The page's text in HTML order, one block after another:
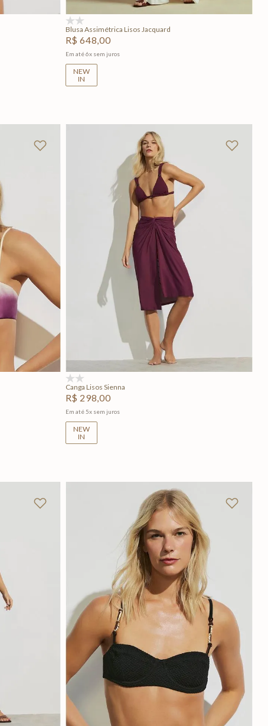
Blusa Assimétrica Lisos Jacquard
R$ 648,00
Em até6x sem juros
NEW
IN
GG
Adicionar na sacola
Canga Lisos Sienna
R$ 298,00
Em até5x sem juros
NEW
IN
P M G GG